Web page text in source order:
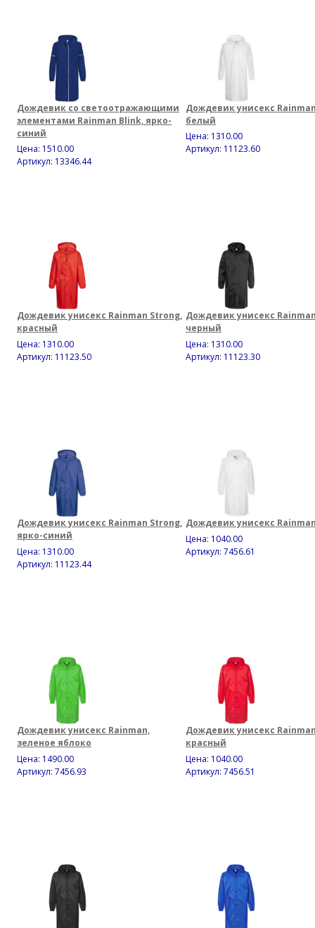
Дождевик со светоотражающими
элементами Rainman Blink, ярко-
синий
Цена: 1510.00
Артикул: 13346.44
Дождевик унисекс
белый
Цена: 1310.00
Артикул: 11123.60
Дождевик унисекс Rainman Strong,
красный
Цена: 1310.00
Артикул: 11123.50
Дождевик унисекс
черный
Цена: 1310.00
Артикул: 11123.30
Дождевик унисекс Rainman Strong,
ярко-синий
Цена: 1310.00
Артикул: 11123.44
Дождевик унисекс
Цена: 1040.00
Артикул: 7456.61
Дождевик унисекс Rainman,
зеленое яблоко
Цена: 1490.00
Артикул: 7456.93
Дождевик унисекс
красный
Цена: 1040.00
Артикул: 7456.51